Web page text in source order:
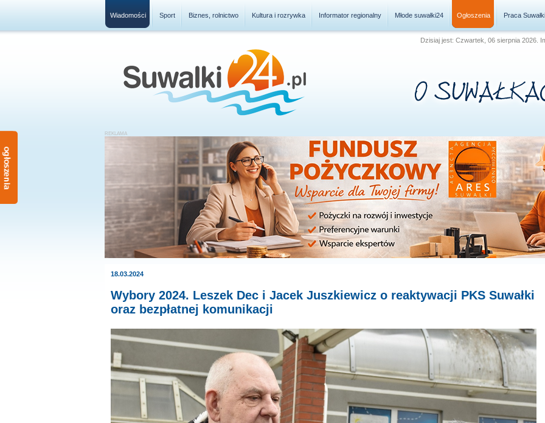
Wiadomości Sport Biznes, rolnictwo Kultura i rozrywka Informator regionalny Młode suwałki24 Ogłoszenia Praca Suwałki
Dzisiaj jest: Czwartek, 06 sierpnia 2026.
18.03.2024
Wybory 2024. Leszek Dec i Jacek Juszkiewicz o reaktywacji PKS Suwałki
oraz bezpłatnej komunikacji